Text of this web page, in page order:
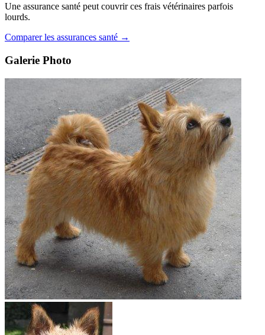
Une assurance santé peut couvrir ces frais vétérinaires parfois
lourds.
Comparer les assurances santé →
Galerie Photo